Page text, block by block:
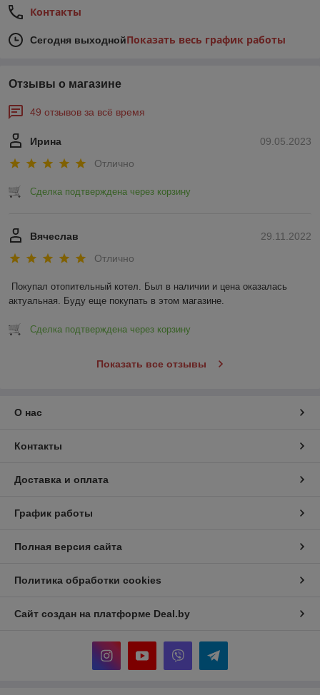
Контакты
Сегодня выходнойПоказать весь график работы
Отзывы о магазине
49 отзывов за всё время
09.05.2023
Ирина
Отлично
Сделка подтверждена через корзину
29.11.2022
Вячеслав
Отлично
Покупал отопительный котел. Был в наличии и цена оказалась
актуальная. Буду еще покупать в этом магазине.
Сделка подтверждена через корзину
Показать все отзывы
О нас
Контакты
Доставка и оплата
График работы
Полная версия сайта
Политика обработки cookies
Сайт создан на платформе Deal.by